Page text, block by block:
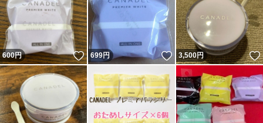
600円 いいね！
699円 いいね！
3,500円